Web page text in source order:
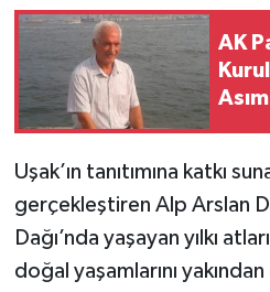
AK
Uşak’ın tanıtımına katkı
gerçekleştiren Alp Arslan
Dağı’nda yaşayan yılkı
doğal yaşamlarını